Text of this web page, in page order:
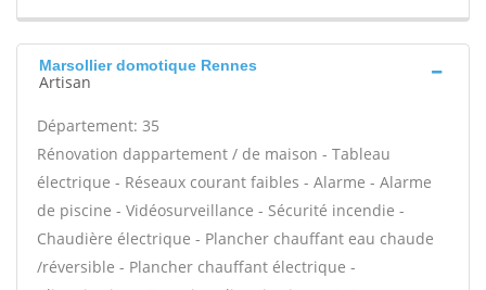
Marsollier domotique Rennes
Artisan
Département: 35
Rénovation dappartement / de maison - Tableau
électrique - Réseaux courant faibles - Alarme - Alarme
de piscine - Vidéosurveillance - Sécurité incendie -
Chaudière électrique - Plancher chauffant eau chaude
/réversible - Plancher chauffant électrique -